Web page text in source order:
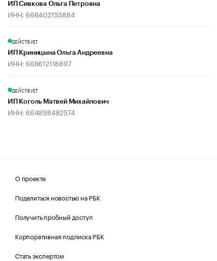
ИП Сивкова Ольга Петровна
ИНН: 666402153884
ДЕЙСТВУЕТ
ИП Криницына Ольга Андреевна
ИНН: 668612118897
ДЕЙСТВУЕТ
ИП Коголь Матвей Михайлович
ИНН: 664898482574
О проекте
Поделиться новостью на РБК
Получить пробный доступ
Корпоративная подписка РБК
Стать экспертом